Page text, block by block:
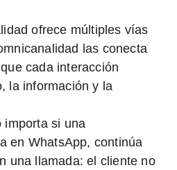
ofrece múltiples vías
las conecta
cada interacción
la información y la
importa si una
en WhatsApp, continúa
una llamada: el cliente no